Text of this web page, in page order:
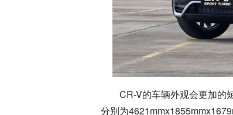
CR-V的车辆外观会更加的
分别为